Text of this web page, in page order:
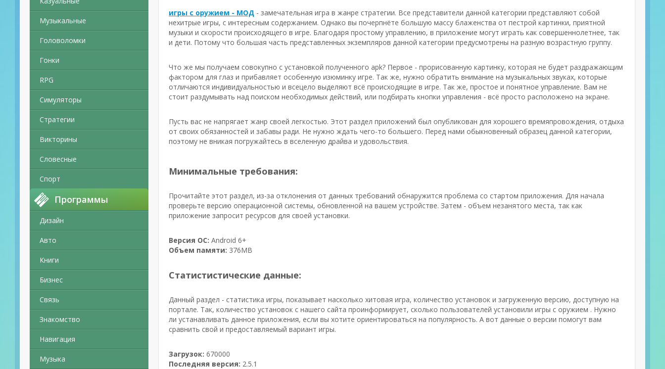
Музыкальные
Головоломки
Гонки
RPG
Симуляторы
Стратегии
Викторины
Словесные
Спорт
Программы
Дизайн
Авто
Книги
Бизнес
Связь
Знакомство
Навигация
Музыка
игры с оружием - МОД - замечательная игра в жанре стратегии. Все представители данной категории представляют собой
нехитрые игры, с интересным содержанием. Однако вы почерпнёте большую массу блаженства от пестрой картинки, приятной
музыки и скорости происходящего в игре. Благодаря простому управлению, в приложение могут играть как совершеннолетнее, так
и дети. Потому что большая часть представленных экземпляров данной категории предусмотрены на разную возрастную группу.
Что же мы получаем совокупно с установкой полученного apk? Первое - прорисованную картинку, которая не будет раздражающим
фактором для глаз и прибавляет особенную изюминку игре. Так же, нужно обратить внимание на музыкальных звуках, которые
отличаются индивидуальностью и всецело выделяют всё происходящие в игре. Так же, простое и понятное управление. Вам не
стоит раздумывать над поиском необходимых действий, или подбирать кнопки управления - всё просто расположено на экране.
Пусть вас не напрягает жанр своей легкостью. Этот раздел приложений был опубликован для хорошего времяпровождения, отдыха
от своих обязанностей и забавы ради. Не нужно ждать чего-то большего. Перед нами обыкновенный образец данной категории,
поэтому не вникая погружайтесь в вселенную драйва и удовольствия.
Минимальные требования:
Прочитайте этот раздел, из-за отклонения от данных требований обнаружится проблема со стартом приложения. Для начала
проверьте версию операционной системы, обновленной на вашем устройстве. Затем - объем незанятого места, так как
приложение запросит ресурсов для своей установки.
Версия ОС: Android 6+
Объем памяти: 376MB
Статистистические данные:
Данный раздел - статистика игры, показывает насколько хитовая игра, количество установок и загруженную версию, доступную на
портале. Так, количество установок с нашего сайта проинформирует, сколько пользователей установили игры с оружием . Нужно
ли устанавливать данное приложения, если вы хотите ориентироваться на популярность. А вот данные о версии помогут вам
сравнить свой и предоставляемый вариант игры.
Загрузок: 670000
Последняя версия: 2.5.1